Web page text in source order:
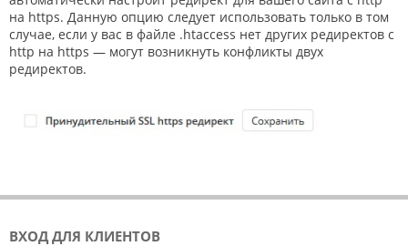
на https. Данную опцию следует использовать только в том
случае, если у вас в файле .htaccess нет других редиректов с
http на https — могут возникнуть конфликты двух
редиректов.
ВХОД ДЛЯ КЛИЕНТОВ